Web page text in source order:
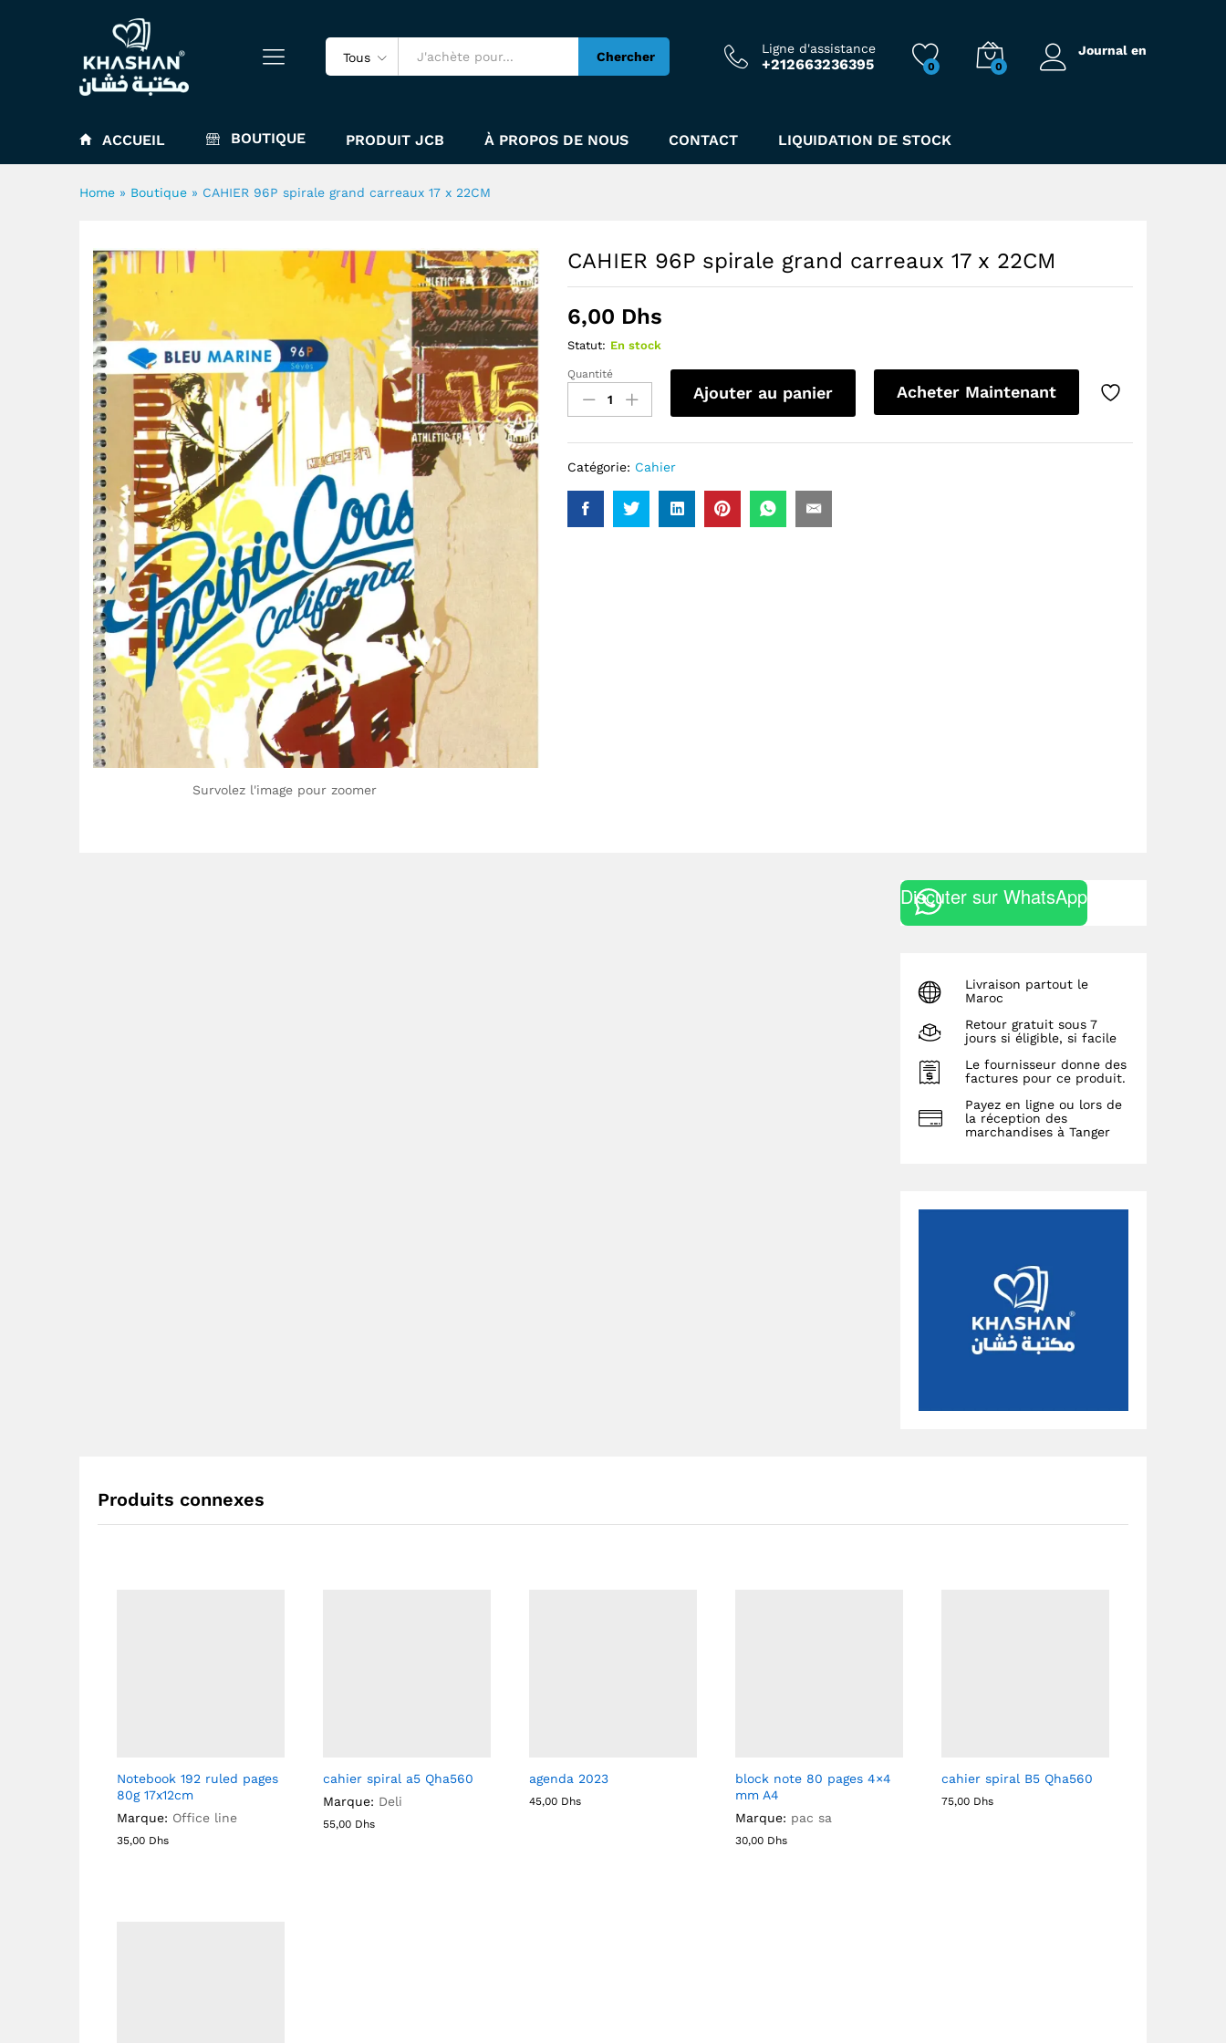
Tous Chercher
Ligne d'assistance
+212663236395 0 0
Journal en
ACCUEIL BOUTIQUE PRODUIT JCB À PROPOS DE NOUS CONTACT LIQUIDATION DE STOCK
Home » Boutique » CAHIER 96P spirale grand carreaux 17 x 22CM
Survolez l'image pour zoomer
CAHIER 96P spirale grand carreaux 17 x 22CM
6,00 Dhs
Statut: En stock
Quantité
Ajouter au panier Acheter Maintenant
Catégorie: Cahier
Discuter sur WhatsApp
Livraison partout le
Maroc
Retour gratuit sous 7
jours si éligible, si facile
Le fournisseur donne des
factures pour ce produit.
Payez en ligne ou lors de
la réception des
marchandises à Tanger
Produits connexes
Notebook 192 ruled pages
80g 17x12cm
Marque: Office line
35,00 Dhs
cahier spiral a5 Qha560
Marque: Deli
55,00 Dhs
agenda 2023
45,00 Dhs
block note 80 pages 4×4
mm A4
Marque: pac sa
30,00 Dhs
cahier spiral B5 Qha560
75,00 Dhs